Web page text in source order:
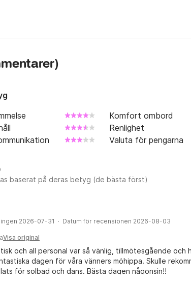
)
Komfort ombord
Renlighet
Valuta för pengarna
baserat på deras betyg (de bästa först)
2026-07-31 · Datum för recensionen 2026-08-03
Visa original
och all personal var så vänlig, tillmötesgående och
dagen för våra vänners möhippa. Skulle
för solbad och dans. Bästa dagen någonsin!!